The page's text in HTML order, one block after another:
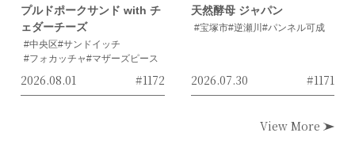
プルドポークサンド with チ
ェダーチーズ
#中央区#サンドイッチ
#フォカッチャ#マザーズピース
2026.08.01 #1172
天然酵母 ジャパン
#宝塚市#逆瀬川 #パンネル可成
2026.07.30 #1171
View More